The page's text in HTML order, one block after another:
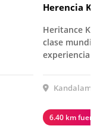
Herencia
Heritance
clase
experiencia
6.40 km fuera